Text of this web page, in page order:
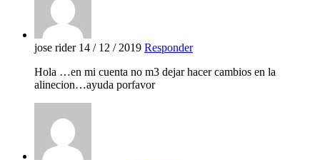
jose rider 14 / 12 / 2019 Responder
Hola …en mi cuenta no m3 dejar hacer cambios en la
alinecion…ayuda porfavor